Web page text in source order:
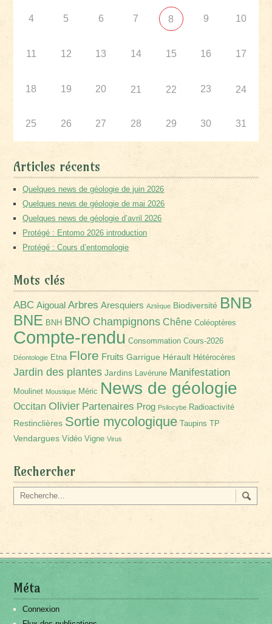
4 5 6 7 8 9 10
11 12 13 14 15 16 17
18 19 20 21 22 23 24
25 26 27 28 29 30 31
Articles récents
Quelques news de géologie de juin 2026
Quelques news de géologie de mai 2026
Quelques news de géologie d’avril 2026
Protégé : Entomo 2026 introduction
Protégé : Cours d’entomologie
Mots clés
ABC Aigoual Arbres Aresquiers Aztèque Biodiversité BNB
BNE BNH BNO Champignons Chêne Coléoptères
Compte-rendu Consommation Cours-2026
Déontologie Etna Flore Fruits Garrigue Hérault Hétérocères
Jardin des plantes Jardins Lavérune Manifestation
Moulinet Moustique Méric News de géologie
Occitan Olivier Partenaires Prog Psilocybe Radioactivité
Restinclières Sortie mycologique Taupins TP
Vendargues Vidéo Vigne Virus
Rechercher
Méta
Connexion